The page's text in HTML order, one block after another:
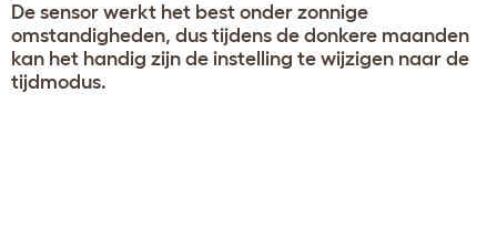
De sensor werkt het best onder zonnige
omstandigheden, dus tijdens de donkere maanden
kan het handig zijn de instelling te wijzigen naar de
tijdmodus.